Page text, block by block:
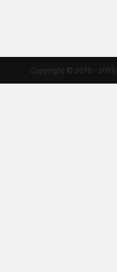
Copyright © 2010 - 2015